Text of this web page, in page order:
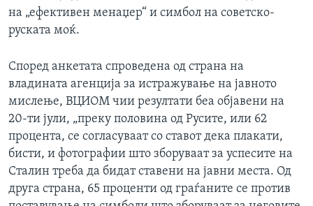
на „ефективен менаџер“ и симбол на советско-
руската моќ.
Според анкетата спроведена од страна на
владината агенција за истражување на јавното
мислење, ВЦИОМ чии резултати беа објавени на
20-ти јули, „преку половина од Русите, или 62
процента, се согласуваат со ставот дека плакати,
бисти, и фотографии што зборуваат за успесите на
Сталин треба да бидат ставени на јавни места. Од
друга страна, 65 проценти од граѓаните се против